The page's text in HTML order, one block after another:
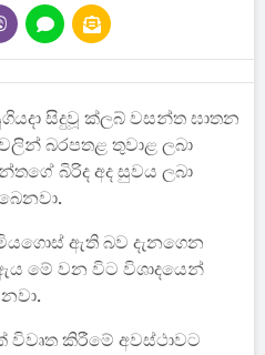
සිදුවූ ක්ලබ් වසන්ත ඝාතන
බරපතළ තුවාළ ලබා
බිරිද අද සුවය ලබා
ඇති බව දැනගෙන
මේ වන විට විශාදයෙන්
විවෘත කිරීමේ අවස්ථාවට